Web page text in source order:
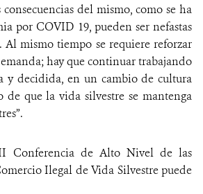
del mismo, como se ha
por COVID 19, pueden ser nefastas
mismo tiempo se requiere reforzar
hay que continuar trabajando
y decidida, en un cambio de cultura
de que la vida silvestre se mantenga
Conferencia de Alto Nivel de las
Ilegal de Vida Silvestre puede